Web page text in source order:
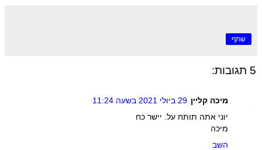
שתף
5 תגובות:
מיכה קליין 29 ביולי 2021 בשעה 11:24
יוני אתה תותח על. יישר כח
מיכה
השב